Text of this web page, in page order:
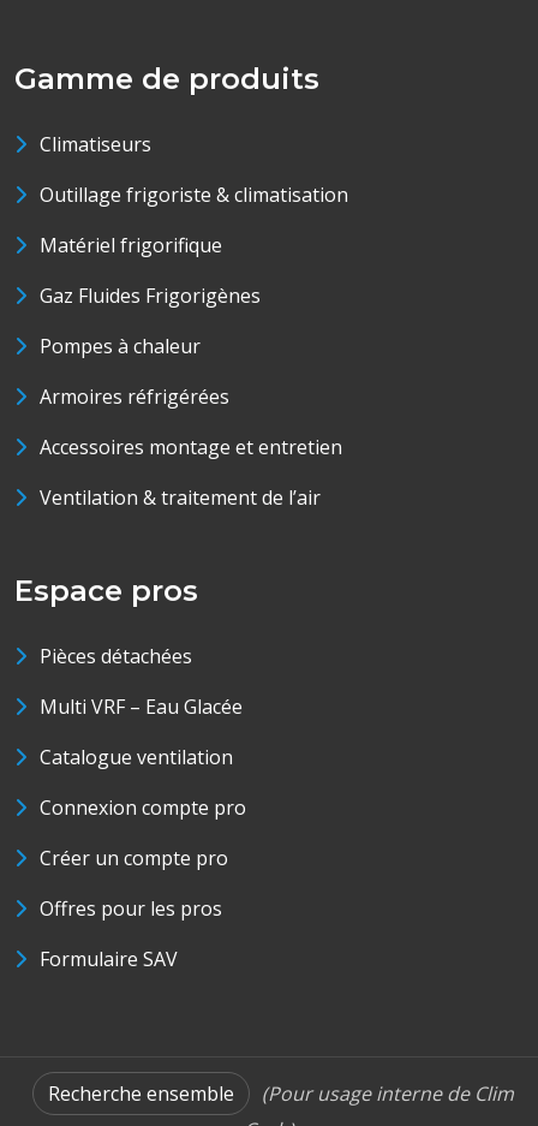
Gamme de produits
Climatiseurs
Outillage frigoriste & climatisation
Matériel frigorifique
Gaz Fluides Frigorigènes
Pompes à chaleur
Armoires réfrigérées
Accessoires montage et entretien
Ventilation & traitement de l’air
Espace pros
Pièces détachées
Multi VRF – Eau Glacée
Catalogue ventilation
Connexion compte pro
Créer un compte pro
Offres pour les pros
Formulaire SAV
Recherche ensemble
(Pour usage interne de Clim